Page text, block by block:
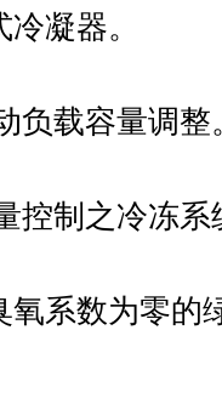
凝器。
负载容量调整
控制之冷冻系
系数为零的